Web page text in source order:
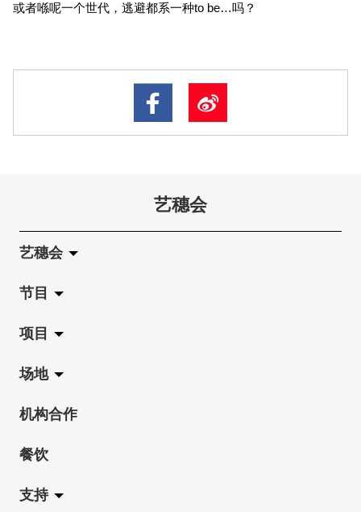
或者喺呢一个世代，逃避都系一种to be…吗？
艺穗会
艺穗会
关于艺穗会
艺穗会的演化
使命与宗旨
艺穗会架构
档案库
艺穗网志
节目
拉阔
展览
演出
活动
工作坊
项目
Jazz-Go-Central, Jazz-Go-Fringe
LPL
2015-16 艺术场地资助计划
2015 照亮香港在新加坡
场地
陈丽玲划廊
奶库
地下剧场
机构合作
餐饮
支持